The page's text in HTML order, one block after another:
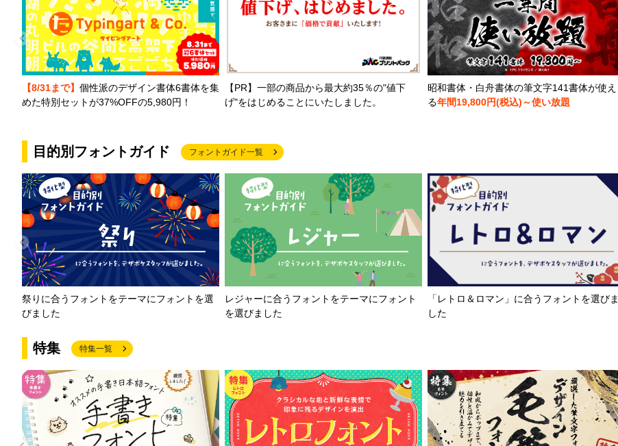
【8/31まで】 個性派のデザイン書体6書体を集
めた特別セットが37%OFFの5,980円！
【PR】一部の商品から最大約35％の"値下
げ"をはじめることにいたしました。
昭和書体・白舟書体の筆文字141書体が使え
る年間19,800円(税込)～使い放題
目的別フォントガイド フォントガイド一覧
祭りに合うフォントをテーマにフォントを選
びました
レジャーに合うフォントをテーマにフォント
を選びました
「レトロ＆ロマン」に合うフォントを選びま
した
特集 特集一覧